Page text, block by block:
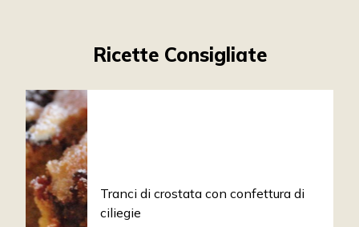
Ricette Consigliate
Tranci di crostata con confettura di
ciliegie